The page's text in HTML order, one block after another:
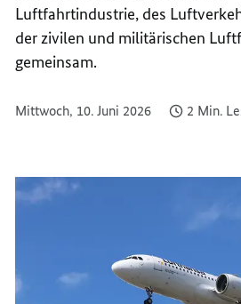
Luftfahrtindustrie, des
der zivilen und militärischen
gemeinsam.
Mittwoch, 10. Juni 2026 2 Min.